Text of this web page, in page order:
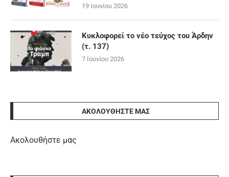
19 Ιουνίου 2026
Κυκλοφορεί το νέο τεύχος του Άρδην
(τ. 137)
7 Ιουνίου 2026
ΑΚΟΛΟΥΘΉΣΤΕ ΜΑΣ
Ακολουθήστε μας